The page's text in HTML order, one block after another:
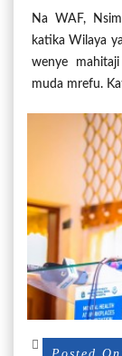
Na WAF,
katika Wilaya
wenye
muda mrefu.